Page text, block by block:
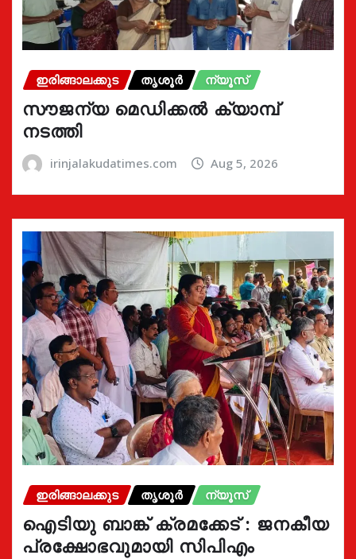
ഇരിങ്ങാലക്കുട തൃശൂർ ന്യൂസ്
സൗജന്യ മെഡിക്കൽ ക്യാമ്പ്
നടത്തി
irinjalakudatimes.com Aug 5, 2026
ഇരിങ്ങാലക്കുട തൃശൂർ ന്യൂസ്
ഐടിയു ബാങ്ക് ക്രമക്കേട് : ജനകീയ
പ്രക്ഷോഭവുമായി സിപിഎം